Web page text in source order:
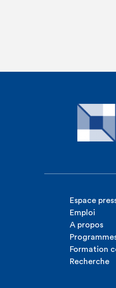
Espace
Emploi
A propos
Formation
Recherche